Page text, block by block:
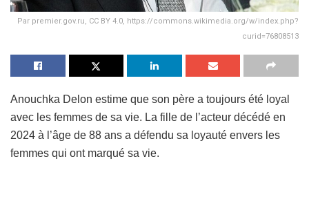
Par premier.gov.ru, CC BY 4.0, https://commons.wikimedia.org/w/index.php?
curid=76808513
Anouchka Delon estime que son père a toujours été loyal
avec les femmes de sa vie. La fille de l’acteur décédé en
2024 à l’âge de 88 ans a défendu sa loyauté envers les
femmes qui ont marqué sa vie.